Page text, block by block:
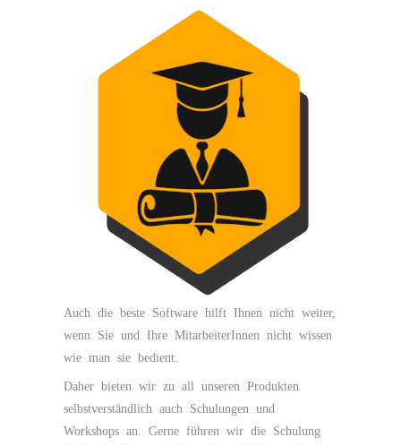
Auch die beste Software hilft Ihnen nicht weiter,
wenn Sie und Ihre MitarbeiterInnen nicht wissen
wie man sie bedient.
Daher bieten wir zu all unseren Produkten
selbstverständlich auch Schulungen und
Workshops an. Gerne führen wir die Schulung